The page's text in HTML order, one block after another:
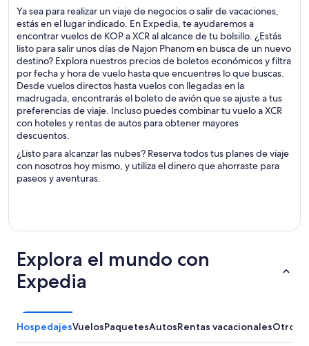
Ya sea para realizar un viaje de negocios o salir de vacaciones,
estás en el lugar indicado. En Expedia, te ayudaremos a
encontrar vuelos de KOP a XCR al alcance de tu bolsillo. ¿Estás
listo para salir unos días de Najon Phanom en busca de un nuevo
destino? Explora nuestros precios de boletos económicos y filtra
por fecha y hora de vuelo hasta que encuentres lo que buscas.
Desde vuelos directos hasta vuelos con llegadas en la
madrugada, encontrarás el boleto de avión que se ajuste a tus
preferencias de viaje. Incluso puedes combinar tu vuelo a XCR
con hoteles y rentas de autos para obtener mayores
descuentos.
¿Listo para alcanzar las nubes? Reserva todos tus planes de viaje
con nosotros hoy mismo, y utiliza el dinero que ahorraste para
paseos y aventuras.
Explora el mundo con
Expedia
HospedajesVuelosPaquetesAutosRentas vacacionalesOtros